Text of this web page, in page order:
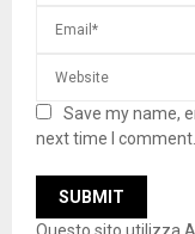
Save my name,
next time I comment.